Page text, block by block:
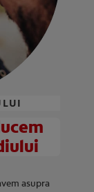
asupra